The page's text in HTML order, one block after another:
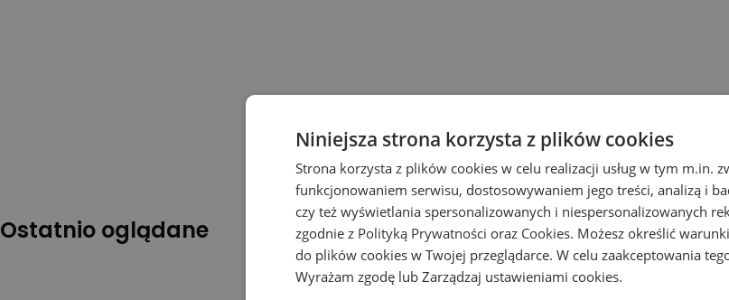
Ostatnio oglądane
Niniejsza strona korzysta z plików cookies
Strona korzysta z plików cookies w celu realizacji usług w tym m.in.
funkcjonowaniem serwisu, dostosowywaniem jego treści, analizą i
czy też wyświetlania spersonalizowanych i niespersonalizowanych
zgodnie z Polityką Prywatności oraz Cookies. Możesz określić
do plików cookies w Twojej przeglądarce. W celu zaakceptowania
Wyrażam zgodę lub Zarządzaj ustawieniami cookies.